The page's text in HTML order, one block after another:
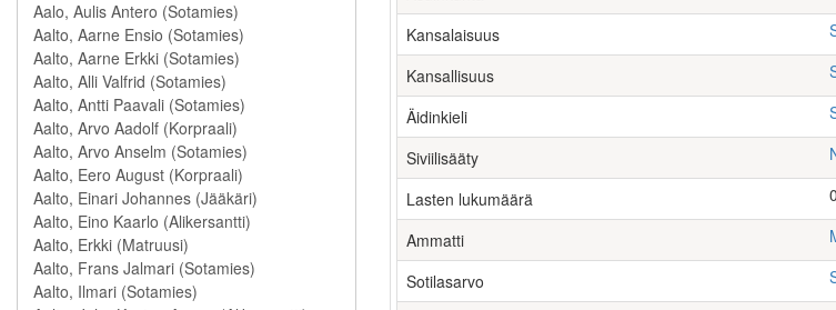
Kansalaisuus
Kansallisuus
Äidinkieli
Siviilisääty
Lasten lukumäärä
Ammatti
Sotilasarvo